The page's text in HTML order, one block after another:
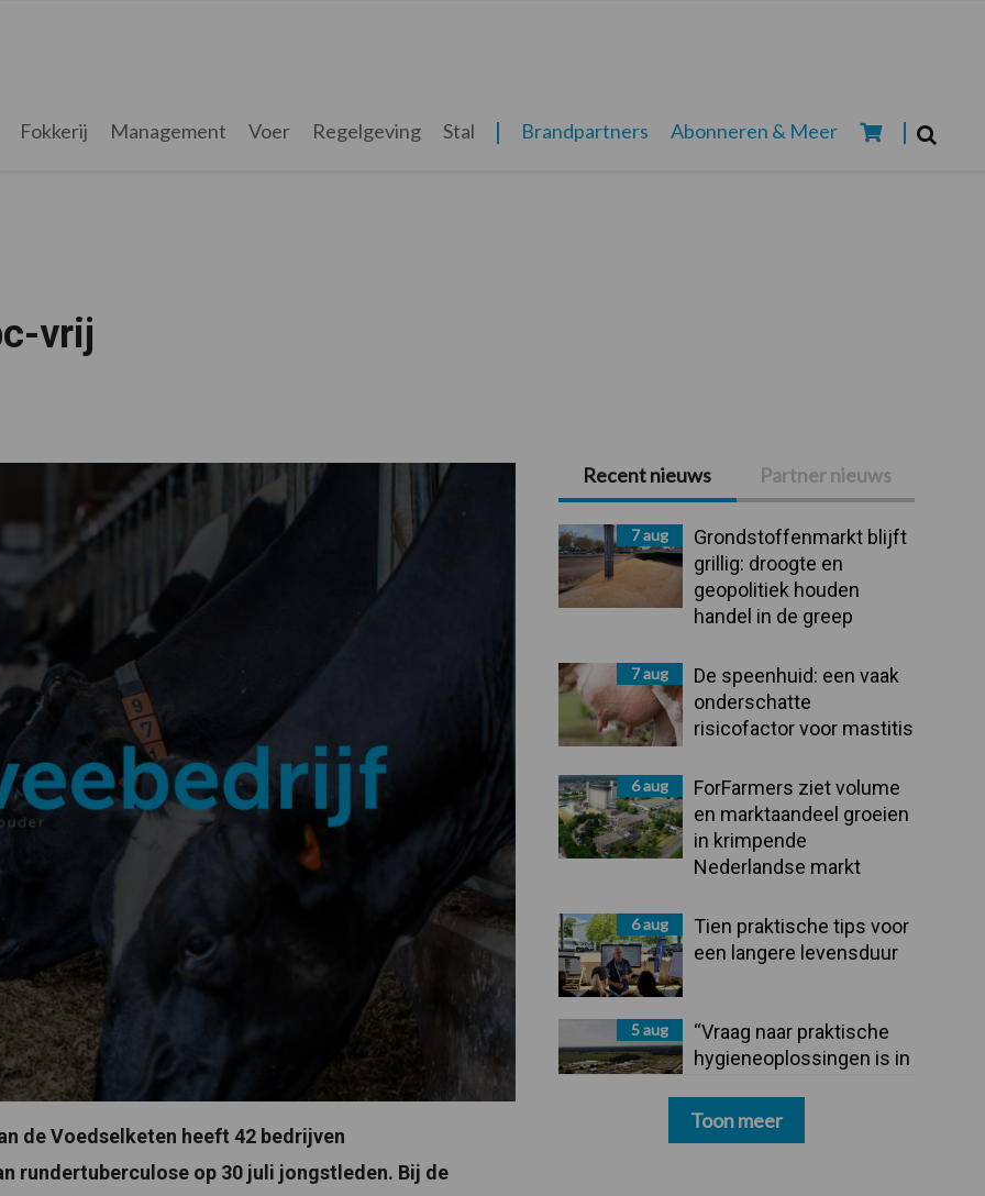
Fokkerij Management Voer Regelgeving Stal Brandpartners Abonneren & Meer
vrij
de Voedselketen heeft 42 bedrijven
rundertuberculose op 30 juli jongstleden. Bij de
Primaire
Sidebar
Recent nieuws Partner nieuws
7 aug
Grondstoffenmarkt blijft
grillig: droogte en
geopolitiek houden
handel in de greep
7 aug
De speenhuid: een vaak
onderschatte
risicofactor voor mastitis
6 aug
ForFarmers ziet volume
en marktaandeel groeien
in krimpende
Nederlandse markt
6 aug
Tien praktische tips voor
een langere levensduur
5 aug
“Vraag naar praktische
hygieneoplossingen is in
Toon meer